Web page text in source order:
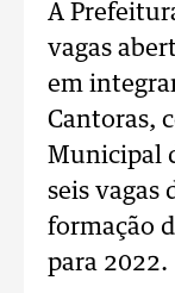
A
vagas
em
Cantoras,
Municipal
seis vagas
formação
para 2022.